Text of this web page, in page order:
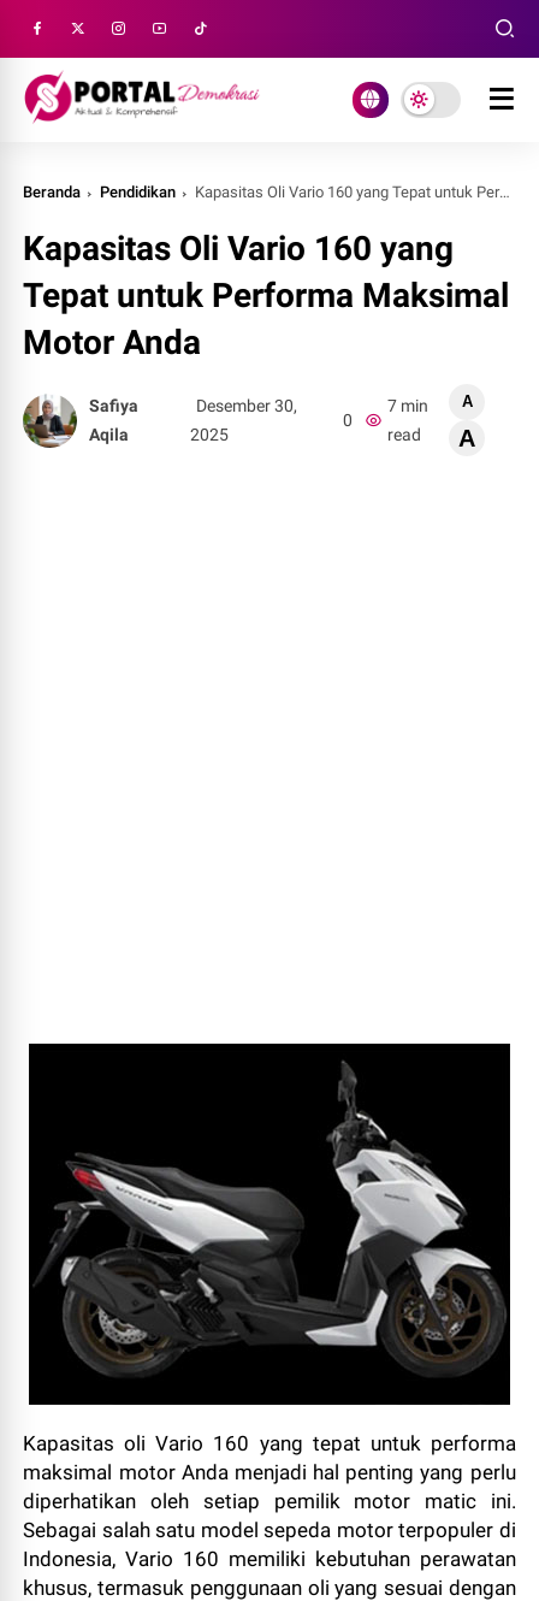
Beranda Pendidikan Kapasitas Oli Vario 160 yang Tepat untuk Performa Maksimal Motor Anda
Kapasitas Oli Vario 160 yang
Tepat untuk Performa Maksimal
Motor Anda
Safiya
Aqila
Desember 30,
2025
0
7 min
read
A
A
Kapasitas oli Vario 160 yang tepat untuk performa
maksimal motor Anda menjadi hal penting yang perlu
diperhatikan oleh setiap pemilik motor matic ini.
Sebagai salah satu model sepeda motor terpopuler di
Indonesia, Vario 160 memiliki kebutuhan perawatan
khusus, termasuk penggunaan oli yang sesuai dengan